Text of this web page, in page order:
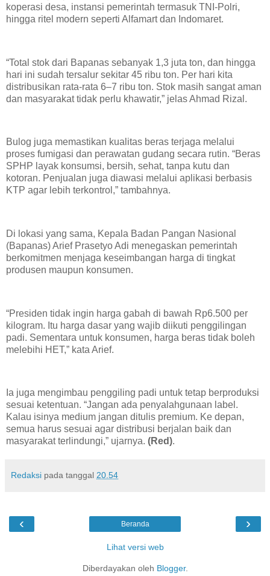
koperasi desa, instansi pemerintah termasuk TNI-Polri,
hingga ritel modern seperti Alfamart dan Indomaret.
“Total stok dari Bapanas sebanyak 1,3 juta ton, dan hingga
hari ini sudah tersalur sekitar 45 ribu ton. Per hari kita
distribusikan rata-rata 6–7 ribu ton. Stok masih sangat aman
dan masyarakat tidak perlu khawatir,” jelas Ahmad Rizal.
Bulog juga memastikan kualitas beras terjaga melalui
proses fumigasi dan perawatan gudang secara rutin. “Beras
SPHP layak konsumsi, bersih, sehat, tanpa kutu dan
kotoran. Penjualan juga diawasi melalui aplikasi berbasis
KTP agar lebih terkontrol,” tambahnya.
Di lokasi yang sama, Kepala Badan Pangan Nasional
(Bapanas) Arief Prasetyo Adi menegaskan pemerintah
berkomitmen menjaga keseimbangan harga di tingkat
produsen maupun konsumen.
“Presiden tidak ingin harga gabah di bawah Rp6.500 per
kilogram. Itu harga dasar yang wajib diikuti penggilingan
padi. Sementara untuk konsumen, harga beras tidak boleh
melebihi HET,” kata Arief.
Ia juga mengimbau penggiling padi untuk tetap berproduksi
sesuai ketentuan. “Jangan ada penyalahgunaan label.
Kalau isinya medium jangan ditulis premium. Ke depan,
semua harus sesuai agar distribusi berjalan baik dan
masyarakat terlindungi,” ujarnya. (Red).
Redaksi pada tanggal 20.54
‹ ›
Beranda
Lihat versi web
Diberdayakan oleh Blogger.